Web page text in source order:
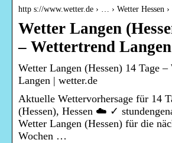
http s://www.wetter.de › … › Wetter Hessen
Wetter Langen
– Wettertrend Langen
Wetter Langen (Hessen) 14 Tage –
Langen | wetter.de
Aktuelle Wettervorhersage für 14
(Hessen), Hessen ☁️ ✓
Wetter Langen (Hessen) für die
Wochen …